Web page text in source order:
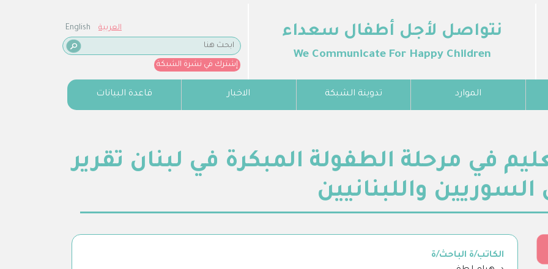
English العربية
إشترك في نشرة الشبكة
نتواصل لأجل أطفال سعداء
We Communicate For Happy Children
قاعدة البيانات الاخبار تدوينة الشبكة الموارد
في مرحلة الطفولة المبكرة في لبنان تقرير
واللبنانيين
الكاتب/ة الباحث/ة